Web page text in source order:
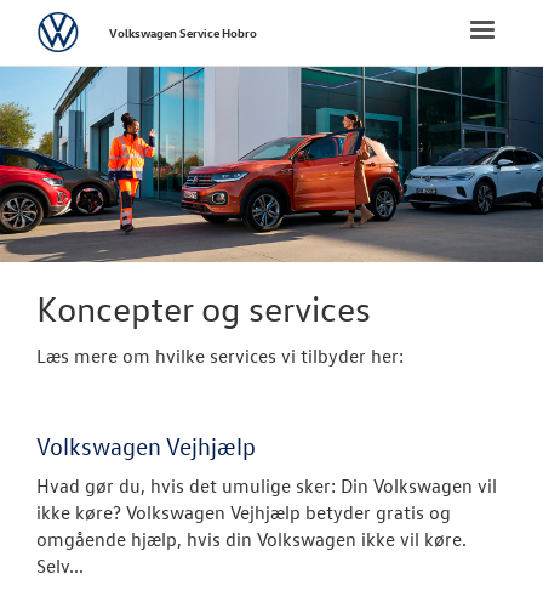
FORSIDE
BRUGTE BILER
VÆRKSTED
Volkswagen
Toggle
VolkswagenVolkswagen Service Hobro
Koncepter og services
Læs mere om hvilke services vi tilbyder her:
Volkswagen Vejhjælp
Hvad gør du, hvis det umulige sker: Din Volkswagen vil
ikke køre? Volkswagen Vejhjælp betyder gratis og
omgående hjælp, hvis din Volkswagen ikke vil køre.
Selv...